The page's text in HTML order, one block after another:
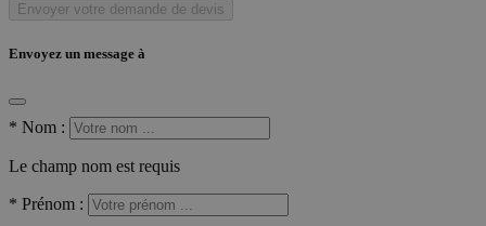
Envoyer votre demande de devis
Envoyez un message à
* Nom :
Le champ nom est requis
* Prénom :